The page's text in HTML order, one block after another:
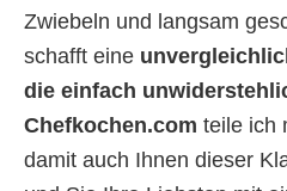
Zwiebeln und langsam
schafft eine
die einfach
Chefkochen.com teile ich
damit auch Ihnen dieser